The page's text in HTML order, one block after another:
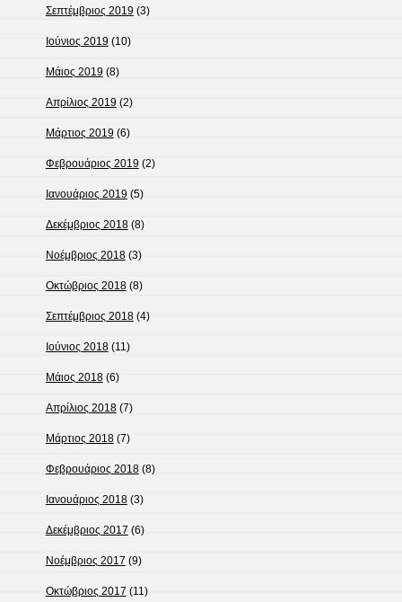
Σεπτέμβριος 2019(3)
Ιούνιος 2019 (10)
Μάιος 2019 (8)
Απρίλιος 2019(2)
Μάρτιος 2019 (6)
Φεβρουάριος 2019(2)
Ιανουάριος 2019 (5)
Δεκέμβριος 2018(8)
Νοέμβριος 2018(3)
Οκτώβριος 2018(8)
Σεπτέμβριος 2018(4)
Ιούνιος 2018(11)
Μάιος 2018(6)
Απρίλιος 2018(7)
Μάρτιος 2018(7)
Φεβρουάριος 2018(8)
Ιανουάριος 2018(3)
Δεκέμβριος 2017 (6)
Νοέμβριος 2017 (9)
Οκτώβριος 2017 (11)